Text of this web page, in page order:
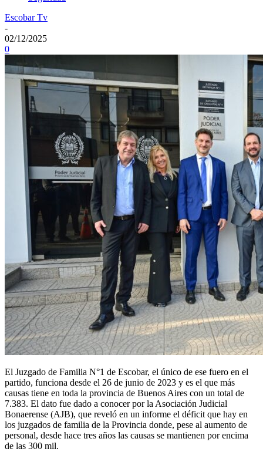
Escobar Tv
-
02/12/2025
0
El Juzgado de Familia N°1 de Escobar, el único de ese fuero en el
partido, funciona desde el 26 de junio de 2023 y es el que más
causas tiene en toda la provincia de Buenos Aires con un total de
7.383. El dato fue dado a conocer por la Asociación Judicial
Bonaerense (AJB), que reveló en un informe el déficit que hay en
los juzgados de familia de la Provincia donde, pese al aumento de
personal, desde hace tres años las causas se mantienen por encima
de las 300 mil.